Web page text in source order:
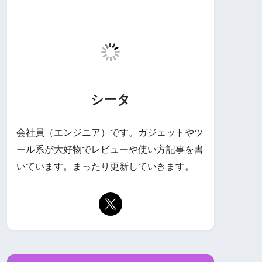
シータ
会社員（エンジニア）です。ガジェットやツ
ール系が大好物でレビューや使い方記事を書
いています。まったり更新していきます。